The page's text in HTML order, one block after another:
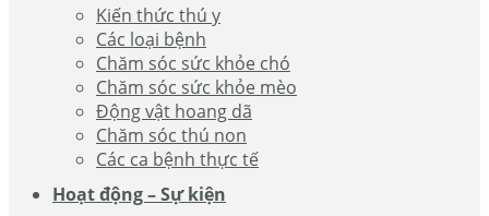
Kiến thức thú y
Các loại bệnh
Chăm sóc sức khỏe chó
Chăm sóc sức khỏe mèo
Động vật hoang dã
Chăm sóc thú non
Các ca bệnh thực tế
Hoạt động – Sự kiện